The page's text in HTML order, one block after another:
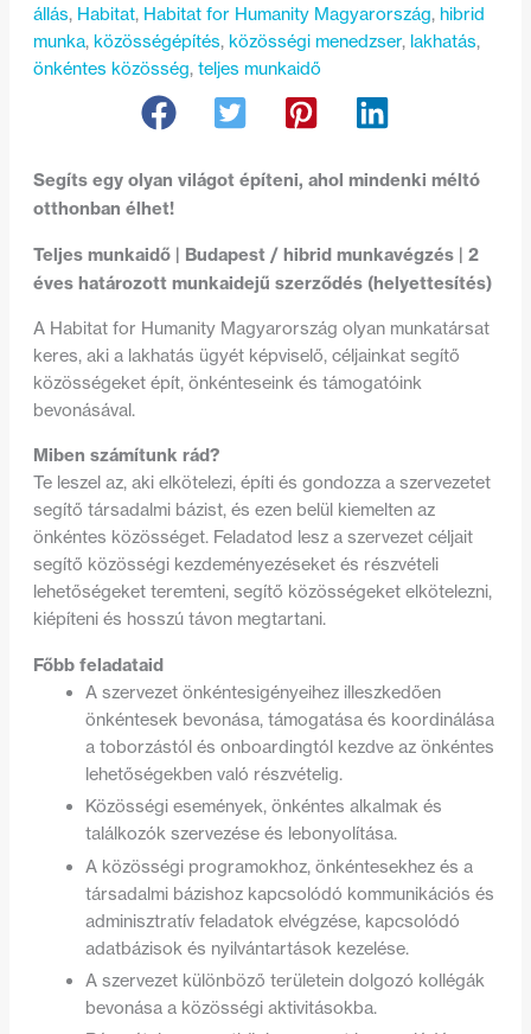
állás, Habitat, Habitat for Humanity Magyarország, hibrid
munka, közösségépítés, közösségi menedzser, lakhatás ,
önkéntes közösség, teljes munkaidő
Segíts egy olyan világot építeni, ahol mindenki méltó
otthonban élhet!
Teljes munkaidő | Budapest / hibrid munkavégzés | 2
éves határozott munkaidejű szerződés (helyettesítés)
A Habitat for Humanity Magyarország olyan munkatársat
keres, aki a lakhatás ügyét képviselő, céljainkat segítő
közösségeket épít, önkénteseink és támogatóink
bevonásával.
Miben számítunk rád?
Te leszel az, aki elkötelezi, építi és gondozza a szervezetet
segítő társadalmi bázist, és ezen belül kiemelten az
önkéntes közösséget. Feladatod lesz a szervezet céljait
segítő közösségi kezdeményezéseket és részvételi
lehetőségeket teremteni, segítő közösségeket elkötelezni,
kiépíteni és hosszú távon megtartani.
Főbb feladataid
A szervezet önkéntesigényeihez illeszkedően
önkéntesek bevonása, támogatása és koordinálása
a toborzástól és onboardingtól kezdve az önkéntes
lehetőségekben való részvételig.
Közösségi események, önkéntes alkalmak és
találkozók szervezése és lebonyolítása.
A közösségi programokhoz, önkéntesekhez és a
társadalmi bázishoz kapcsolódó kommunikációs és
adminisztratív feladatok elvégzése, kapcsolódó
adatbázisok és nyilvántartások kezelése.
A szervezet különböző területein dolgozó kollégák
bevonása a közösségi aktivitásokba.